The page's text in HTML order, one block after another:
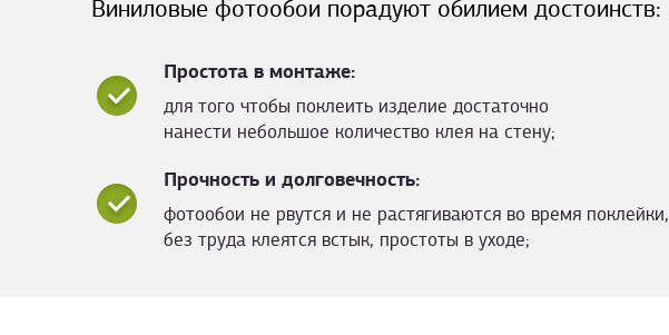
Виниловые фотообои порадуют обилием достоинств:
Простота в монтаже:
для того чтобы поклеить изделие достаточно
нанести небольшое количество клея на стену;
Прочность и долговечность:
фотообои не рвутся и не растягиваются во время поклейки,
без труда клеятся встык, простоты в уходе;